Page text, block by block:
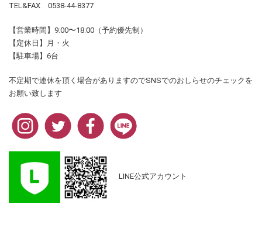
TEL&FAX 0538-44-8377
【営業時間】9:00〜18:00（予約優先制）
【定休日】月・火
【駐車場】6台
不定期で連休を頂く場合がありますのでSNSでのおしらせのチェックを
お願い致します
LINE公式アカウント